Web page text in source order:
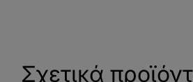
Σχετικά